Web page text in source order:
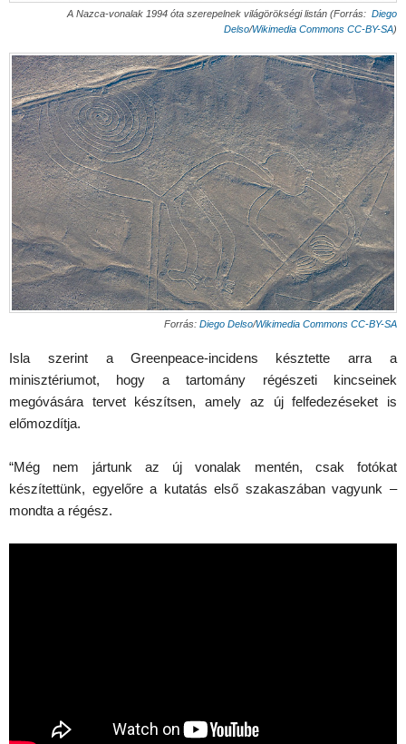
A Nazca-vonalak 1994 óta szerepelnek világörökségi listán (Forrás: Diego
Delso/Wikimedia Commons CC-BY-SA)
Forrás: Diego Delso/Wikimedia Commons CC-BY-SA
Isla szerint a Greenpeace-incidens késztette arra a
minisztériumot, hogy a tartomány régészeti kincseinek
megóvására tervet készítsen, amely az új felfedezéseket is
előmozdítja.
“Még nem jártunk az új vonalak mentén, csak fotókat
készítettünk, egyelőre a kutatás első szakaszában vagyunk –
mondta a régész.